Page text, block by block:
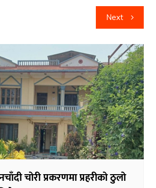
Next
चोरी प्रकरणमा प्रहरीको ठुलो